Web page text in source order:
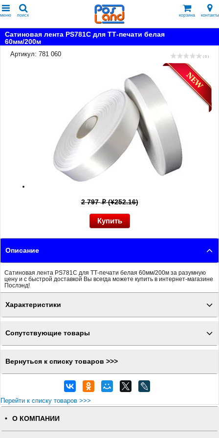
меню поиск корзина контакты
Сатиновая лента PS781C для ТТ-печати белая
60мм/200м
Артикул: 781 060
( 0 )
2 797p(¥252.16)
Описание
Сатиновая лента PS781C для ТТ-печати белая 60мм/200м за разумную
цену и с быстрой доставкой Вы всегда можете купить в интернет-магазине
Послэнд!
Характеристики
Сопутствующие товары
Вернуться к списку товаров >>>
Перейти к списку товаров >>>
О КОМПАНИИ